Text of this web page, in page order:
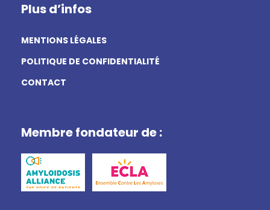
Plus d’infos
MENTIONS LÉGALES
POLITIQUE DE CONFIDENTIALITÉ
CONTACT
Membre fondateur de :